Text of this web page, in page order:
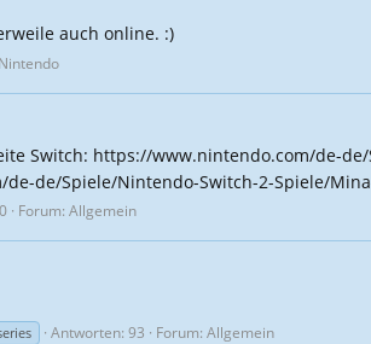
auch online. :)
Nintendo
Switch: https://www.nintendo.com/de-
de/Spiele/Nintendo-Switch-2-Spiele/
Forum: Allgemein
Antworten: 93 Forum: Allgemein